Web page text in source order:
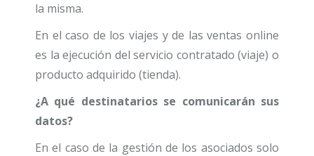
la misma.
En el caso de los viajes y de las ventas online
es la ejecución del servicio contratado (viaje) o
producto adquirido (tienda).
¿A qué destinatarios se comunicarán sus
datos?
En el caso de la gestión de los asociados solo